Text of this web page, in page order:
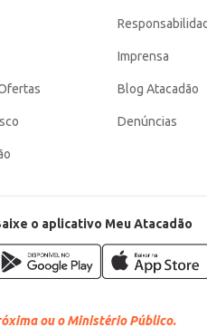
Imprensa
Blog Atacadão
Denúncias
o aplicativo Meu Atacadão
ou o Ministério Público.